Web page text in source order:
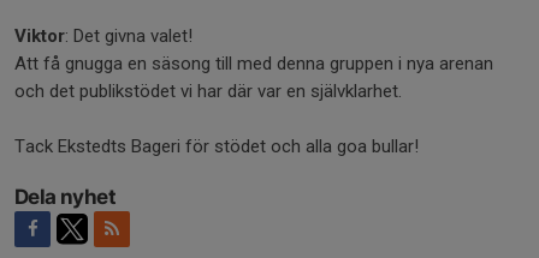
Viktor: Det givna valet!
Att få gnugga en säsong till med denna gruppen i nya arenan
och det publikstödet vi har där var en självklarhet.
Tack Ekstedts Bageri för stödet och alla goa bullar!
Dela nyhet